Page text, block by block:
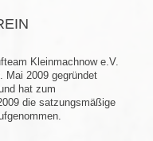
Kleinmachnow e.V.
Mai 2009 gegründet
hat zum
die satzungsmäßige